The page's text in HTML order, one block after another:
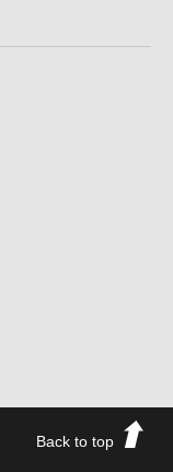
Back to top